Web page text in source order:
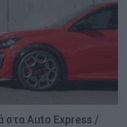
στα Auto Express /